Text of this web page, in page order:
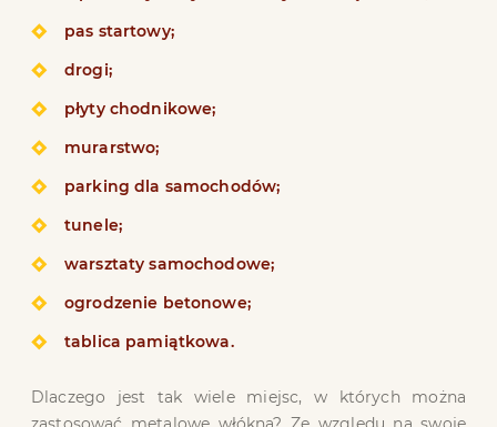
pas startowy;
drogi;
płyty chodnikowe;
murarstwo;
parking dla samochodów;
tunele;
warsztaty samochodowe;
ogrodzenie betonowe;
tablica pamiątkowa.
Dlaczego jest tak wiele miejsc, w których można